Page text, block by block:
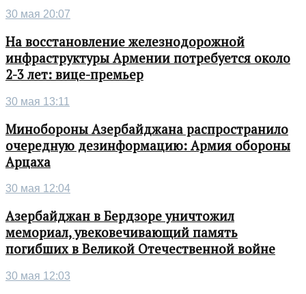
30 мая 20:07
На восстановление железнодорожной
инфраструктуры Армении потребуется около
2-3 лет: вице-премьер
30 мая 13:11
Минобороны Азербайджана распространило
очередную дезинформацию: Армия обороны
Арцаха
30 мая 12:04
Азербайджан в Бердзоре уничтожил
мемориал, увековечивающий память
погибших в Великой Отечественной войне
30 мая 12:03